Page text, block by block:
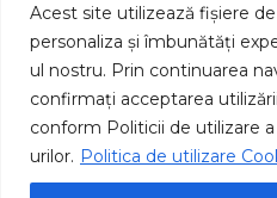
Acest site utilizează fişiere
personaliza și îmbunătăți
ul nostru. Prin continuarea
confirmați acceptarea
conform Politicii de utilizare
urilor. Politica de utilizare
Drepturi de